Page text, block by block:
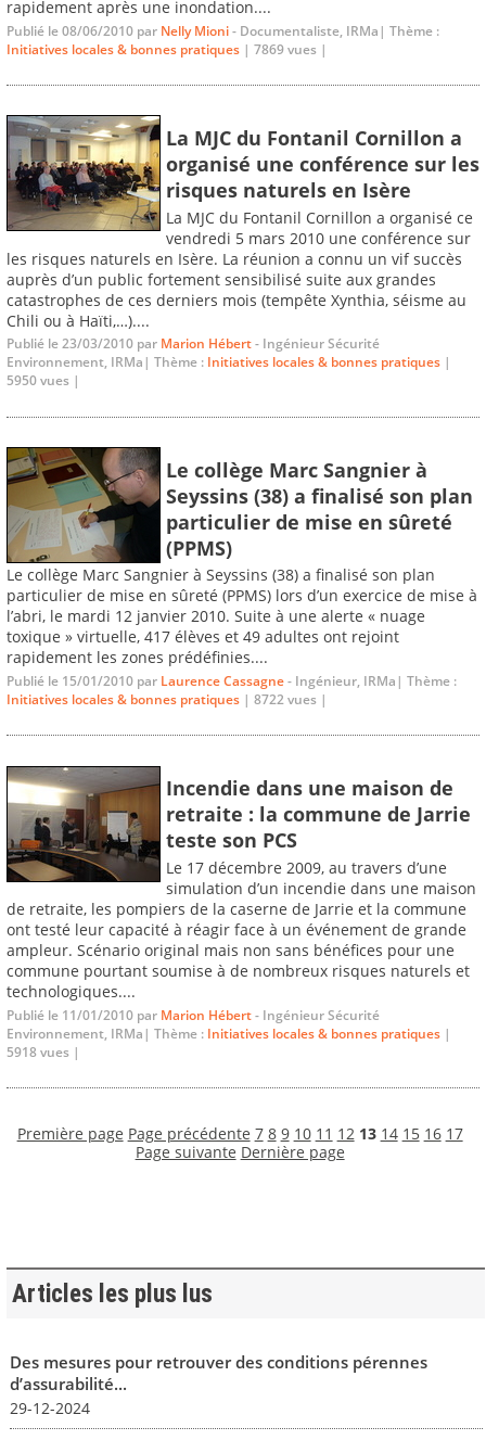
rapidement après une inondation....
Publié le 08/06/2010 par Nelly Mioni- Documentaliste, IRMa| Thème :
Initiatives locales & bonnes pratiques | 7869 vues |
La MJC du Fontanil Cornillon a
organisé une conférence sur les
risques naturels en Isère
La MJC du Fontanil Cornillon a organisé ce
vendredi 5 mars 2010 une conférence sur
les risques naturels en Isère. La réunion a connu un vif succès
auprès d’un public fortement sensibilisé suite aux grandes
catastrophes de ces derniers mois (tempête Xynthia, séisme au
Chili ou à Haïti,…)....
Publié le 23/03/2010 par Marion Hébert- Ingénieur Sécurité
Environnement, IRMa| Thème : Initiatives locales & bonnes pratiques |
5950 vues |
Le collège Marc Sangnier à
Seyssins (38) a finalisé son plan
particulier de mise en sûreté
(PPMS)
Le collège Marc Sangnier à Seyssins (38) a finalisé son plan
particulier de mise en sûreté (PPMS) lors d’un exercice de mise à
l’abri, le mardi 12 janvier 2010. Suite à une alerte « nuage
toxique » virtuelle, 417 élèves et 49 adultes ont rejoint
rapidement les zones prédéfinies....
Publié le 15/01/2010 par Laurence Cassagne- Ingénieur, IRMa| Thème :
Initiatives locales & bonnes pratiques | 8722 vues |
Incendie dans une maison de
retraite : la commune de Jarrie
teste son PCS
Le 17 décembre 2009, au travers d’une
simulation d’un incendie dans une maison
de retraite, les pompiers de la caserne de Jarrie et la commune
ont testé leur capacité à réagir face à un événement de grande
ampleur. Scénario original mais non sans bénéfices pour une
commune pourtant soumise à de nombreux risques naturels et
technologiques....
Publié le 11/01/2010 par Marion Hébert- Ingénieur Sécurité
Environnement, IRMa| Thème : Initiatives locales & bonnes pratiques |
5918 vues |
Première page Page précédente 7 8 9 10 11 12 13 14 15 16 17
Page suivante Dernière page
Articles les plus lus
Des mesures pour retrouver des conditions pérennes
d’assurabilité...
29-12-2024